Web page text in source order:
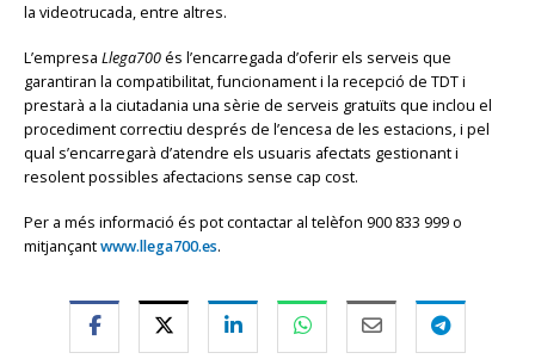
la videotrucada, entre altres.
L’empresa Llega700és l’encarregada d’oferir els serveis que
garantiran la compatibilitat, funcionament i la recepció de TDT i
prestarà a la ciutadania una sèrie de serveis gratuïts que inclou el
procediment correctiu després de l’encesa de les estacions, i pel
qual s’encarregarà d’atendre els usuaris afectats gestionant i
resolent possibles afectacions sense cap cost.
Per a més informació és pot contactar al telèfon 900 833 999 o
mitjançantwww.llega700.es.